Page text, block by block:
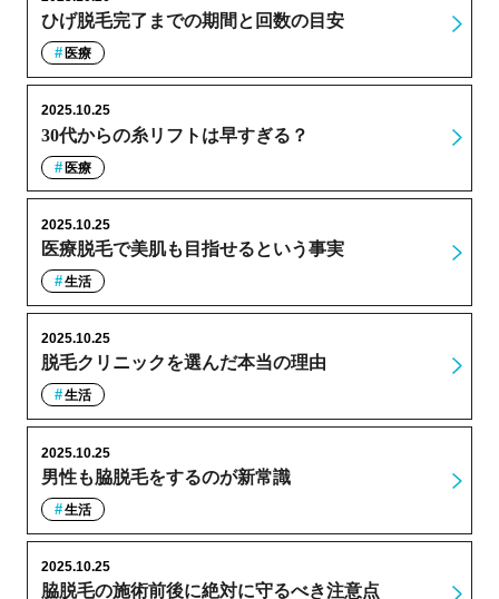
ひげ脱毛完了までの期間と回数の目安
医療
30代からの糸リフトは早すぎる？
2025.10.25
医療
医療脱毛で美肌も目指せるという事実
2025.10.25
生活
脱毛クリニックを選んだ本当の理由
2025.10.25
生活
男性も脇脱毛をするのが新常識
2025.10.25
生活
脇脱毛の施術前後に絶対に守るべき注意点
2025.10.25